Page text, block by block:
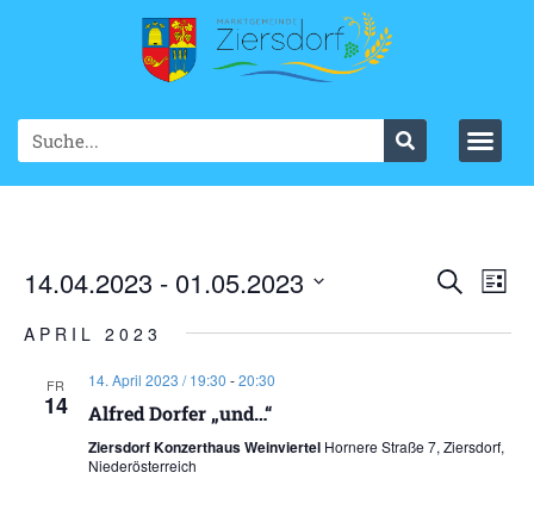
SucheList
14.04.2023 - 01.05.2023
wählen.
APRIL 2023
FR
14
14. April 2023 / 19:30 -20:30
Alfred Dorfer „und…“
Ziersdorf Konzerthaus Weinviertel Hornere Straße 7, Ziersdorf,
Niederösterreich